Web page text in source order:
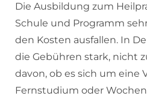
Die Ausbildung zum
Schule und Programm
den Kosten ausfallen. In
die Gebühren stark, nicht
davon, ob es sich um eine
Fernstudium oder